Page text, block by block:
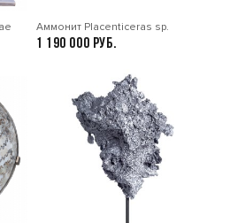
Аммонит Placenticeras sp.
1 190 000